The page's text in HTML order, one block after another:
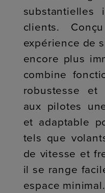
substantielles
clients.
expérience de
encore plus
combine
robustesse
aux pilotes
et adaptable
tels que
de vitesse et
il se range
espace minimal.